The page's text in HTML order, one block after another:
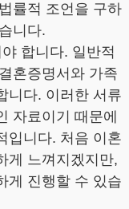
률적 조언을 구하
니다.
합니다. 일반적
혼증명서와 가족
니다. 이러한 서류
자료이기 때문에
입니다. 처음 이혼
게 느껴지겠지만,
게 진행할 수 있습